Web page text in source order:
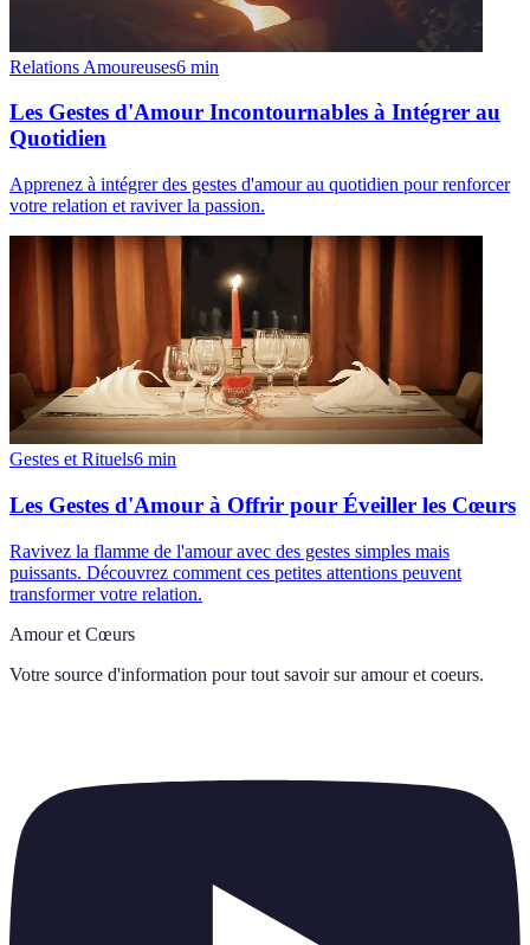
Relations Amoureuses6 min
Les Gestes d'Amour Incontournables à Intégrer au
Quotidien
Apprenez à intégrer des gestes d'amour au quotidien pour renforcer
votre relation et raviver la passion.
Gestes et Rituels6 min
Les Gestes d'Amour à Offrir pour Éveiller les Cœurs
Ravivez la flamme de l'amour avec des gestes simples mais
puissants. Découvrez comment ces petites attentions peuvent
transformer votre relation.
Amour et Cœurs
Votre source d'information pour tout savoir sur amour et coeurs.